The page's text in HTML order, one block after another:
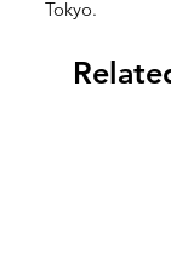
Tokyo.